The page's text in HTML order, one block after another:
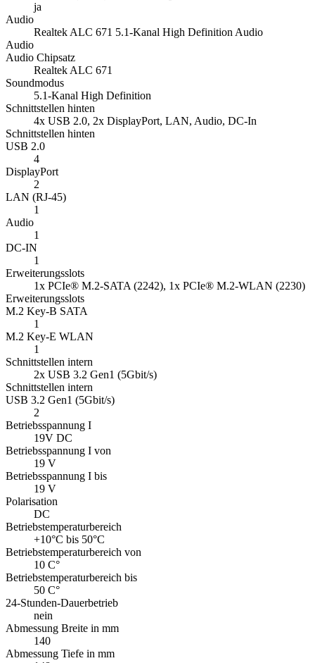
ja
Audio
Realtek ALC 671 5.1-Kanal High Definition Audio
Audio
Audio Chipsatz
Realtek ALC 671
Soundmodus
5.1-Kanal High Definition
Schnittstellen hinten
4x USB 2.0, 2x DisplayPort, LAN, Audio, DC-In
Schnittstellen hinten
USB 2.0
4
DisplayPort
2
LAN (RJ-45)
1
Audio
1
DC-IN
1
Erweiterungsslots
1x PCIe® M.2-SATA (2242), 1x PCIe® M.2-WLAN (2230)
Erweiterungsslots
M.2 Key-B SATA
1
M.2 Key-E WLAN
1
Schnittstellen intern
2x USB 3.2 Gen1 (5Gbit/s)
Schnittstellen intern
USB 3.2 Gen1 (5Gbit/s)
2
Betriebsspannung I
19V DC
Betriebsspannung I von
19 V
Betriebsspannung I bis
19 V
Polarisation
DC
Betriebstemperaturbereich
+10°C bis 50°C
Betriebstemperaturbereich von
10 C°
Betriebstemperaturbereich bis
50 C°
24-Stunden-Dauerbetrieb
nein
Abmessung Breite in mm
140
Abmessung Tiefe in mm